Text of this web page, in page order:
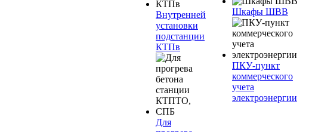
Внутренней
установки
подстанции
КТПв
Для
Шкафы ШВВ
ПКУ-пункт
коммерческого
учета
электроэнергии